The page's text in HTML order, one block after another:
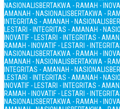
NASIONALISBERTAKWA - RAMAH -
AMANAH - NASIONALISBERTAKWA -
INTEGRITAS - AMANAH - NASIONALIS
LESTARI - INTEGRITAS - AMANAH -
INOVATIF - LESTARI - INTEGRITAS -
RAMAH - INOVATIF - LESTARI -
NASIONALISBERTAKWA - RAMAH -
AMANAH - NASIONALISBERTAKWA -
INTEGRITAS - AMANAH - NASIONALIS
LESTARI - INTEGRITAS - AMANAH -
INOVATIF - LESTARI - INTEGRITAS -
RAMAH - INOVATIF - LESTARI -
NASIONALISBERTAKWA - RAMAH -